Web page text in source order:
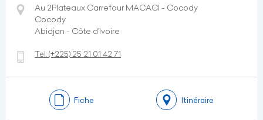
Au 2Plateaux Carrefour MACACI - Cocody
Cocody
Abidjan - Côte d’Ivoire
Tel:(+225) 25 21 01 42 71
Fiche Itinéraire